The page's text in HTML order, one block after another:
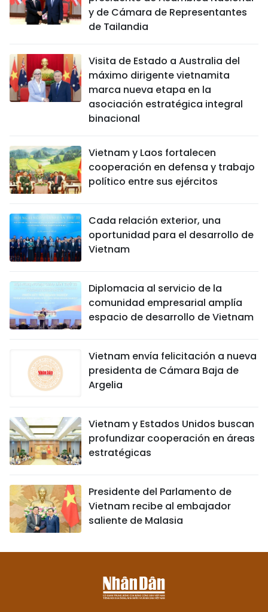
y de Cámara de Representantes
de Tailandia
Visita de Estado a Australia del
máximo dirigente vietnamita
marca nueva etapa en la
asociación estratégica integral
binacional
Vietnam y Laos fortalecen
cooperación en defensa y trabajo
político entre sus ejércitos
Cada relación exterior, una
oportunidad para el desarrollo de
Vietnam
Diplomacia al servicio de la
comunidad empresarial amplía
espacio de desarrollo de Vietnam
Vietnam envía felicitación a nueva
presidenta de Cámara Baja de
Argelia
Vietnam y Estados Unidos buscan
profundizar cooperación en áreas
estratégicas
Presidente del Parlamento de
Vietnam recibe al embajador
saliente de Malasia